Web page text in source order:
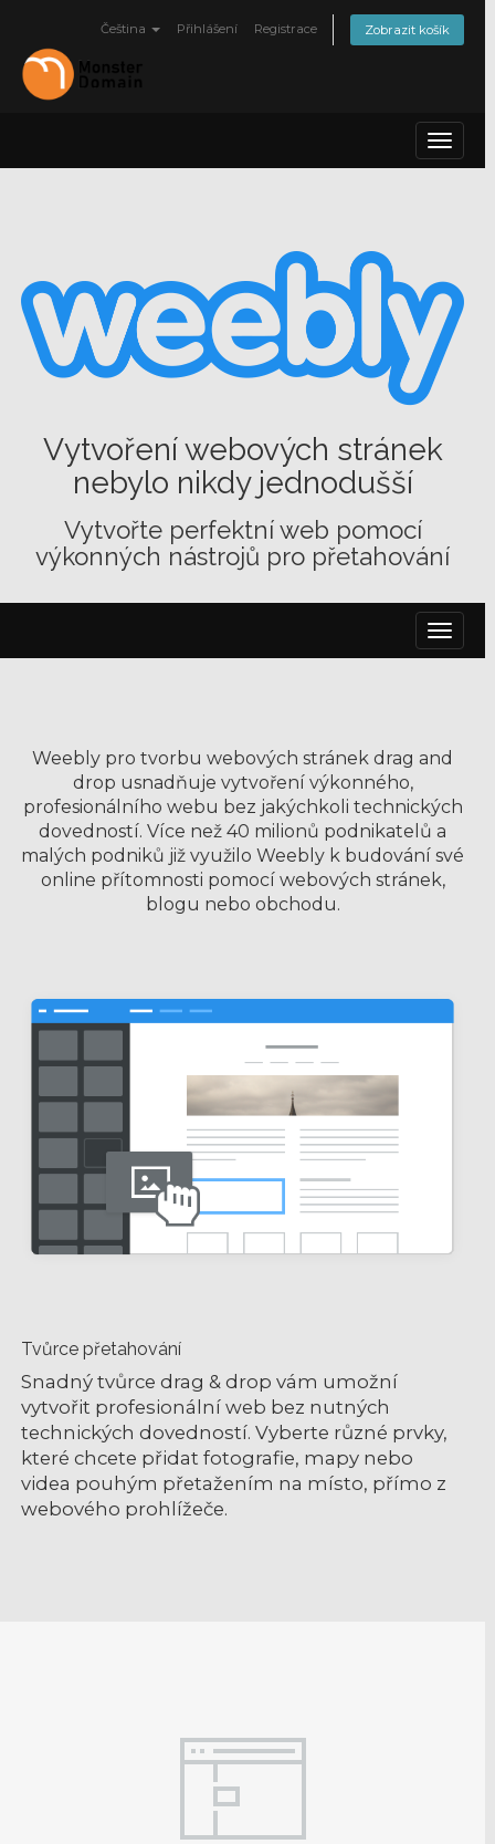
Čeština Přihlášení Registrace Zobrazit košík
Toggle
Vytvoření webových stránek
nebylo nikdy jednodušší
Vytvořte perfektní web pomocí
výkonných nástrojů pro přetahování
Weebly pro tvorbu webových stránek drag and
drop usnadňuje vytvoření výkonného,
profesionálního webu bez jakýchkoli technických
dovedností. Více než 40 milionů podnikatelů a
malých podniků již využilo Weebly k budování své
online přítomnosti pomocí webových stránek,
blogu nebo obchodu.
Tvůrce přetahování
Snadný tvůrce drag & drop vám umožní
vytvořit profesionální web bez nutných
technických dovedností. Vyberte různé prvky,
které chcete přidat fotografie, mapy nebo
videa pouhým přetažením na místo, přímo z
webového prohlížeče.